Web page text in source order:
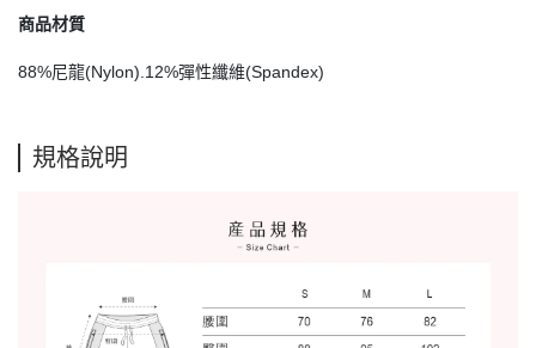
商品材質
88%尼龍(Nylon).12%彈性纖維(Spandex)
規格說明